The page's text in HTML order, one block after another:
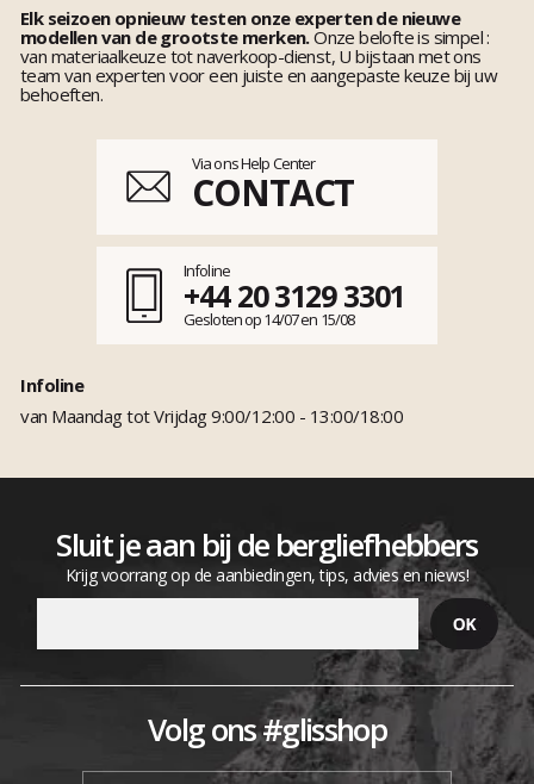
Elk seizoen opnieuw testen onze experten de nieuwe
modellen van de grootste merken.Onze belofte is simpel :
van materiaalkeuze tot naverkoop-dienst, U bijstaan met ons
team van experten voor een juiste en aangepaste keuze bij uw
behoeften.
Via ons Help Center
CONTACT
Infoline
+44 20 3129 3301
Gesloten op 14/07 en 15/08
Infoline
van Maandag tot Vrijdag 9:00/12:00 - 13:00/18:00
Sluit je aan bij de bergliefhebbers
Krijg voorrang op de aanbiedingen, tips, advies en niews!
Volg ons #glisshop